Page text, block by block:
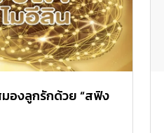
องลูกรักด้วย “สฟิง